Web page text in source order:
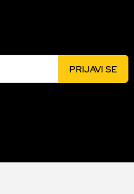
PRIJAVI SE